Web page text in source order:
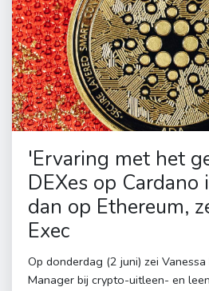
'Ervaring met het
DEXes op
dan op Ethereum,
Exec
Op donderdag (2 juni) zei
Manager bij crypto-uitleen- en